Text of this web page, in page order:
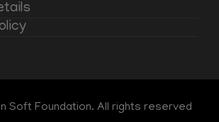
Soft Foundation. All rights reserved